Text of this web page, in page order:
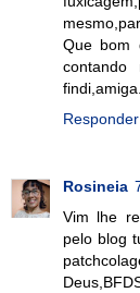
Que bom
findi,amiga.
Responder
Rosineia
Vim lhe
pelo blog